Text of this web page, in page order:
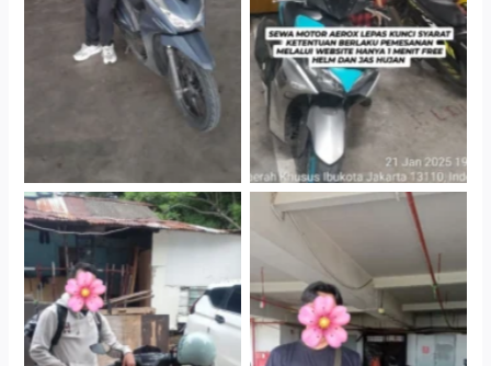
Gedung Parkir P6A
Gedung Parkir P6A